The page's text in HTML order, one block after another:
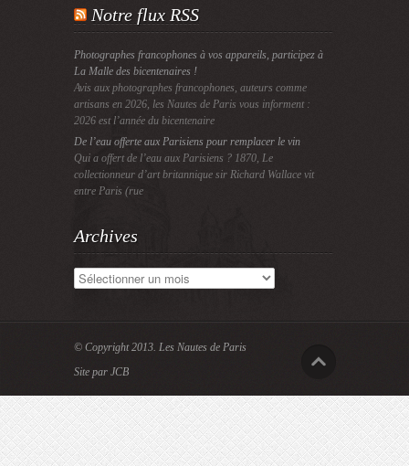
Notre flux RSS
Photographes francophones à vos appareils, participez à
La Malle des bicentenaires !
Avis aux photographes francophones, auteurs comme
artisans en 2026, les Nautes de Paris vous informent :
2026 est l’année du bicentenaire
De l’eau offerte aux Parisiens pour remplacer le vin
Qui a offert de l’eau aux Parisiens ? 1870, Le
collectionneur d’art britannique sir Richard Wallace vit
entre Paris (rue
Archives
Archives
© Copyright 2013. Les Nautes de Paris
Site par JCB